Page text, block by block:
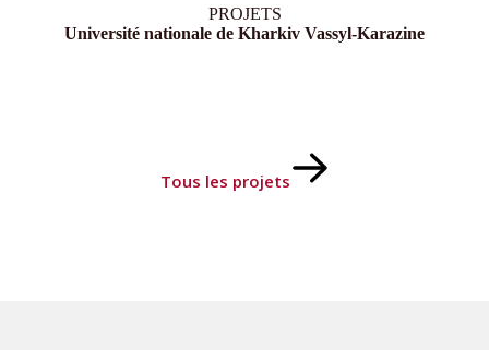
PROJETS
Université nationale de Kharkiv Vassyl-Karazine
Tous les projets